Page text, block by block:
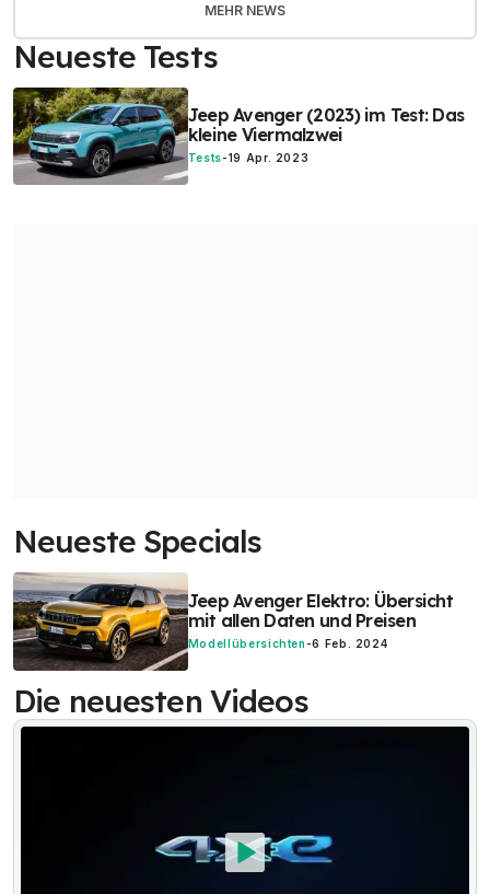
MEHR NEWS
Neueste Tests
Jeep Avenger (2023) im Test: Das
kleine Viermalzwei
Tests-19 Apr. 2023
Neueste Specials
Jeep Avenger Elektro: Übersicht
mit allen Daten und Preisen
Modellübersichten -6 Feb. 2024
Die neuesten Videos